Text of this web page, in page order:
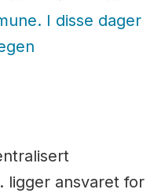
I disse dager
ligger ansvaret for